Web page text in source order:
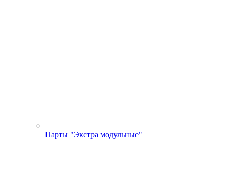
Парты "Экстра модульные"